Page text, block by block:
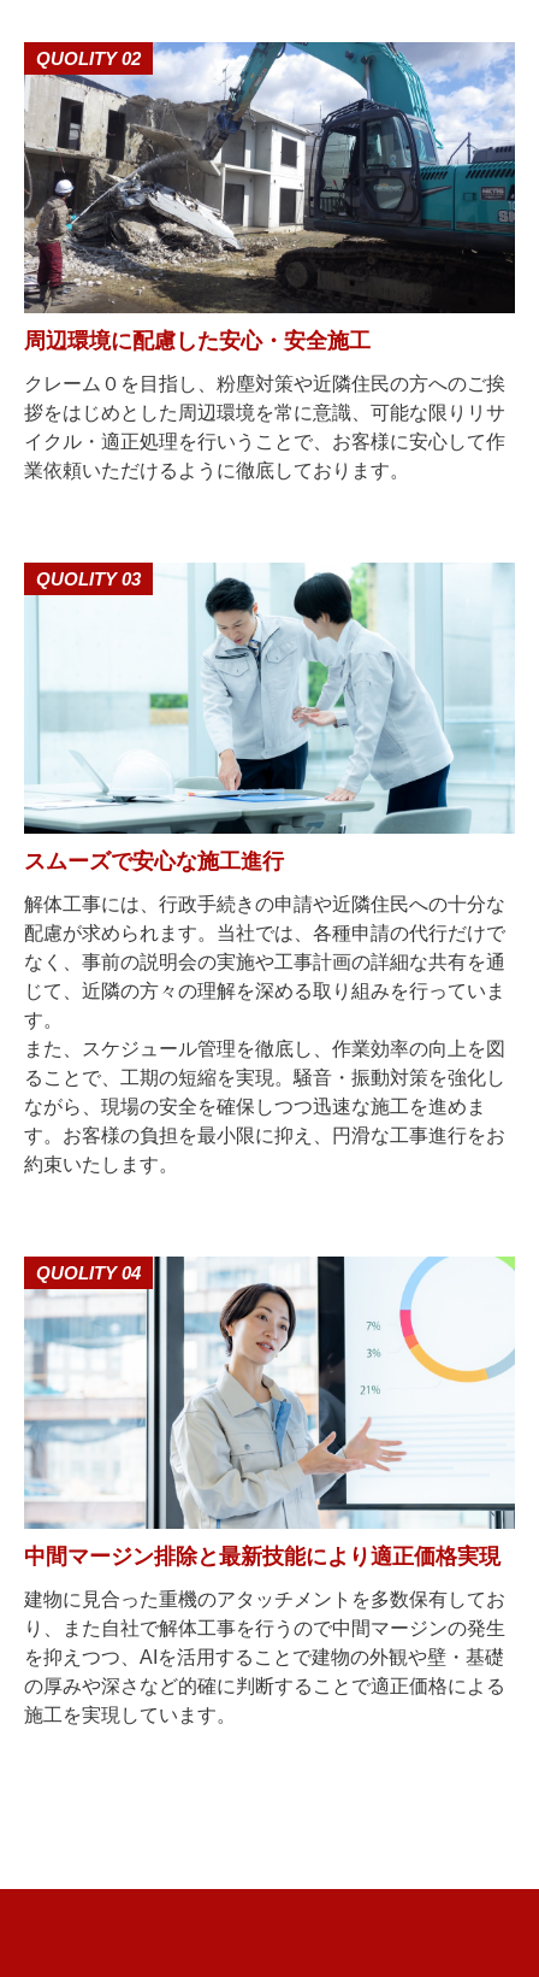
QUOLITY 02
周辺環境に配慮した安心・安全施工
クレーム０を目指し、粉塵対策や近隣住民の方へのご挨
拶をはじめとした周辺環境を常に意識、可能な限りリサ
イクル・適正処理を行いうことで、お客様に安心して作
業依頼いただけるように徹底しております。
QUOLITY 03
スムーズで安心な施工進行
解体工事には、行政手続きの申請や近隣住民への十分な
配慮が求められます。当社では、各種申請の代行だけで
なく、事前の説明会の実施や工事計画の詳細な共有を通
じて、近隣の方々の理解を深める取り組みを行っていま
す。
また、スケジュール管理を徹底し、作業効率の向上を図
ることで、工期の短縮を実現。騒音・振動対策を強化し
ながら、現場の安全を確保しつつ迅速な施工を進めま
す。お客様の負担を最小限に抑え、円滑な工事進行をお
約束いたします。
QUOLITY 04
中間マージン排除と最新技能により適正価格実現
建物に見合った重機のアタッチメントを多数保有してお
り、また自社で解体工事を行うので中間マージンの発生
を抑えつつ、AIを活用することで建物の外観や壁・基礎
の厚みや深さなど的確に判断することで適正価格による
施工を実現しています。